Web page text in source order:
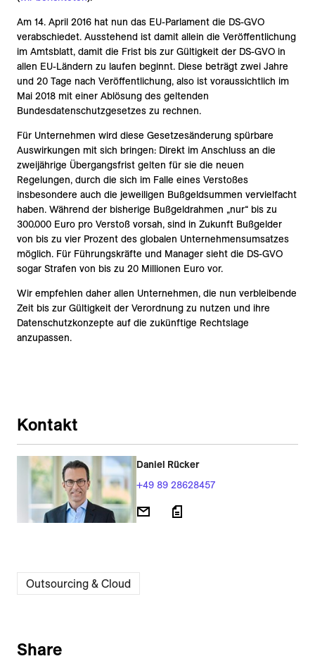
Am 14. April 2016 hat nun das EU-Parlament die DS-GVO
verabschiedet. Ausstehend ist damit allein die Veröffentlichung
im Amtsblatt, damit die Frist bis zur Gültigkeit der DS-GVO in
allen EU-Ländern zu laufen beginnt. Diese beträgt zwei Jahre
und 20 Tage nach Veröffentlichung, also ist voraussichtlich im
Mai 2018 mit einer Ablösung des geltenden
Bundesdatenschutzgesetzes zu rechnen.
Für Unternehmen wird diese Gesetzesänderung spürbare
Auswirkungen mit sich bringen: Direkt im Anschluss an die
zweijährige Übergangsfrist gelten für sie die neuen
Regelungen, durch die sich im Falle eines Verstoßes
insbesondere auch die jeweiligen Bußgeldsummen vervielfacht
haben. Während der bisherige Bußgeldrahmen „nur“ bis zu
300.000 Euro pro Verstoß vorsah, sind in Zukunft Bußgelder
von bis zu vier Prozent des globalen Unternehmensumsatzes
möglich. Für Führungskräfte und Manager sieht die DS-GVO
sogar Strafen von bis zu 20 Millionen Euro vor.
Wir empfehlen daher allen Unternehmen, die nun verbleibende
Zeit bis zur Gültigkeit der Verordnung zu nutzen und ihre
Datenschutzkonzepte auf die zukünftige Rechtslage
anzupassen.
Kontakt
Daniel Rücker
+49 89 28628457
Outsourcing & Cloud
Share